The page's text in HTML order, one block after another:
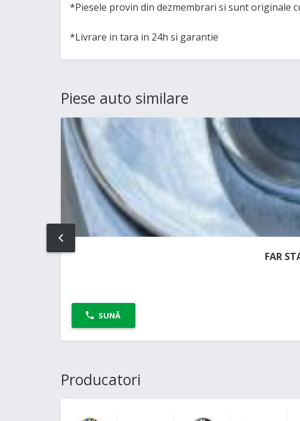
*Piesele provin din dezmembrari si sunt originale
*Livrare in tara in 24h si garantie
Piese auto similare
FAR
SUNĂ
PREV
Producatori